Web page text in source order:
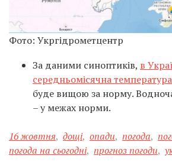
Фото: Укргідрометцентр
За даними синоптиків, в
середньомісячна
буде вищою за норму.
– у межах норми.
16 жовтня, дощі, опади, погода,
погода на сьогодні, прогноз погоди,